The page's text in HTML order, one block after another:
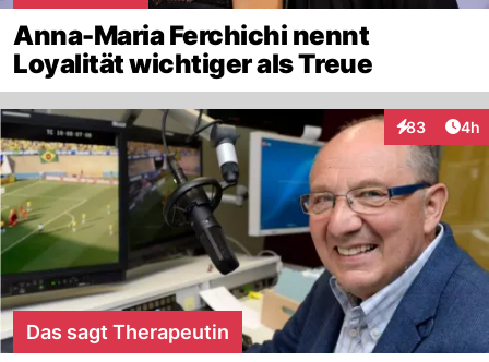
Anna-Maria Ferchichi nennt
Loyalität wichtiger als Treue
83
Interaktionen
4h
Das sagt Therapeutin